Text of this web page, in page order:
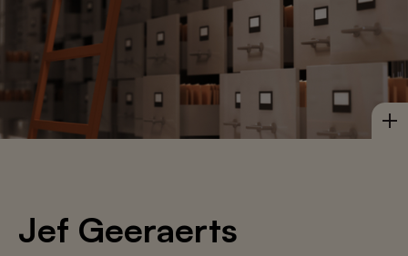
Jef Geeraerts